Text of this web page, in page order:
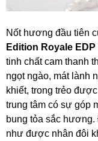
Nốt hương đầu tiên
Edition Royale EDP
tinh chất cam thanh
ngọt ngào, mát lành
khiết, trong trẻo
trung tâm có sự góp
bung tỏa sắc
như được nhân đôi